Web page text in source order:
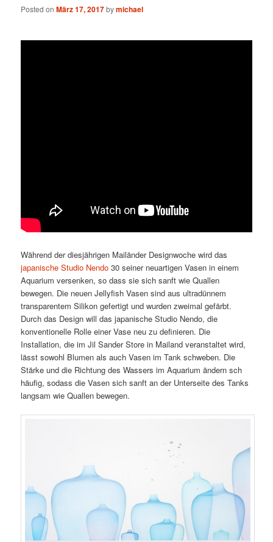
Posted onMärz 17, 2017bymichael
Während der diesjährigen Mailänder Designwoche wird das
japanische Studio Nendo 30 seiner neuartigen Vasen in einem
Aquarium versenken, so dass sie sich sanft wie Quallen
bewegen. Die neuen Jellyfish Vasen sind aus ultradünnem
transparentem Silikon gefertigt und wurden zweimal gefärbt.
Durch das Design will das japanische Studio Nendo, die
konventionelle Rolle einer Vase neu zu definieren. Die
Installation, die im Jil Sander Store in Mailand veranstaltet wird,
lässt sowohl Blumen als auch Vasen im Tank schweben. Die
Stärke und die Richtung des Wassers im Aquarium ändern sch
häufig, sodass die Vasen sich sanft an der Unterseite des Tanks
langsam wie Quallen bewegen.